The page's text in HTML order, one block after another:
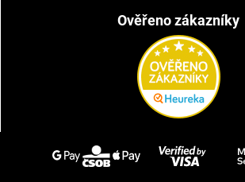
Ověřeno zákazníky